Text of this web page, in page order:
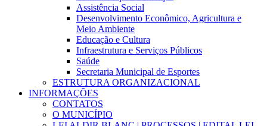
Assistência Social
Desenvolvimento Econômico, Agricultura e
Meio Ambiente
Educação e Cultura
Infraestrutura e Serviços Públicos
Saúde
Secretaria Municipal de Esportes
ESTRUTURA ORGANIZACIONAL
INFORMAÇÕES
CONTATOS
O MUNICÍPIO